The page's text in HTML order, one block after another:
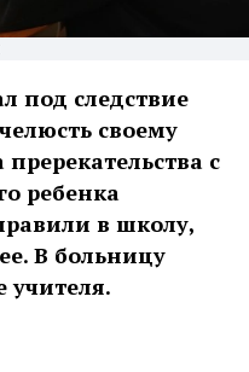
под следствие
своему
с
ребенка
в школу,
В больницу
учителя.